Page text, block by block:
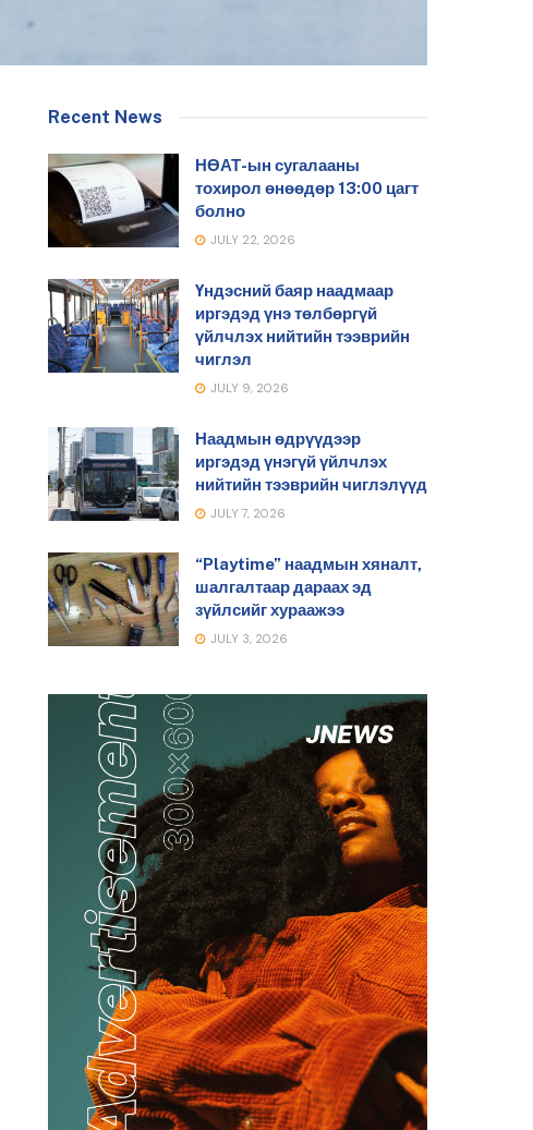
Recent News
НӨАТ-ын сугалааны
тохирол өнөөдөр 13:00 цагт
болно
JULY 22, 2026
Үндэсний баяр наадмаар
иргэдэд үнэ төлбөргүй
үйлчлэх нийтийн тээврийн
чиглэл
JULY 9, 2026
Наадмын өдрүүдээр
иргэдэд үнэгүй үйлчлэх
нийтийн тээврийн чиглэлүүд
JULY 7, 2026
“Playtime” наадмын хяналт,
шалгалтаар дараах эд
зүйлсийг хураажээ
JULY 3, 2026